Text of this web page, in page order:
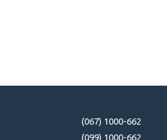
(067) 1000-662
(099) 1000-662